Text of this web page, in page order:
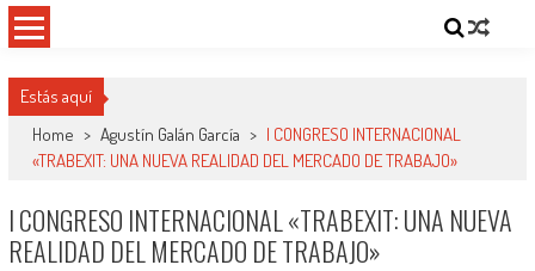
Estás aquí
Home > Agustín Galán García > I CONGRESO INTERNACIONAL
«TRABEXIT: UNA NUEVA REALIDAD DEL MERCADO DE TRABAJO»
I CONGRESO INTERNACIONAL «TRABEXIT: UNA NUEVA
REALIDAD DEL MERCADO DE TRABAJO»